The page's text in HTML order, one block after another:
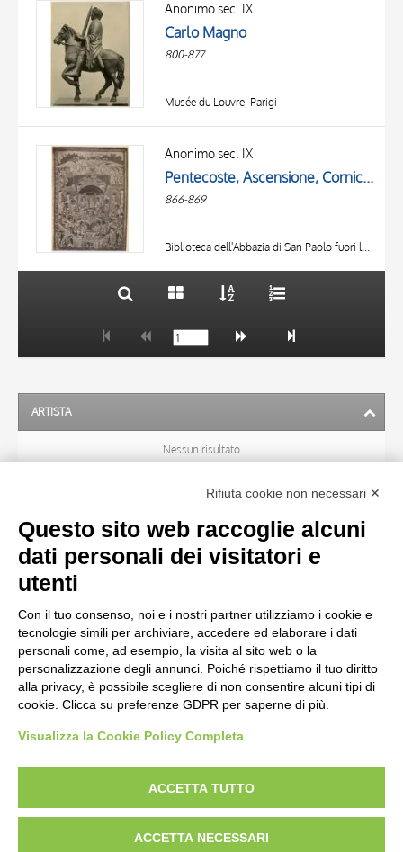
Anonimo sec. IX
Carlo Magno
800-877
Musée du Louvre, Parigi
Anonimo sec. IX
Pentecoste, Ascensione, Cornice con motivi decorativi fitomorfi
866-869
Biblioteca dell'Abbazia di San Paolo fuori le Mura, Roma
TITOLO
OGGETTO
20 RISULTATI
ARTISTA
Nessun risultato
OGGETTO
LOCALIZZAZIONE
CRONOLOGIA
diritto d’autore, legge 22 aprile 1941 n. 633. I diritti degli autori, degli artisti e
dei fotografi che hanno realizzato le opere e le immagini, degli enti e delle
istituzioni che ne sono proprietari, sono riservati. Si vieta quindi la
Rifiuta cookie non necessari ✕
Questo sito web raccoglie alcuni
dati personali dei visitatori e
utenti
Con il tuo consenso, noi e i nostri partner utilizziamo i cookie e
tecnologie simili per archiviare, accedere ed elaborare i dati
personali come, ad esempio, la visita al sito web o la
personalizzazione degli annunci. Poiché rispettiamo il tuo diritto
alla privacy, è possibile scegliere di non consentire alcuni tipi di
cookie. Clicca su preferenze GDPR per saperne di più.
Visualizza la Cookie Policy Completa
ACCETTA TUTTO
ACCETTA NECESSARI